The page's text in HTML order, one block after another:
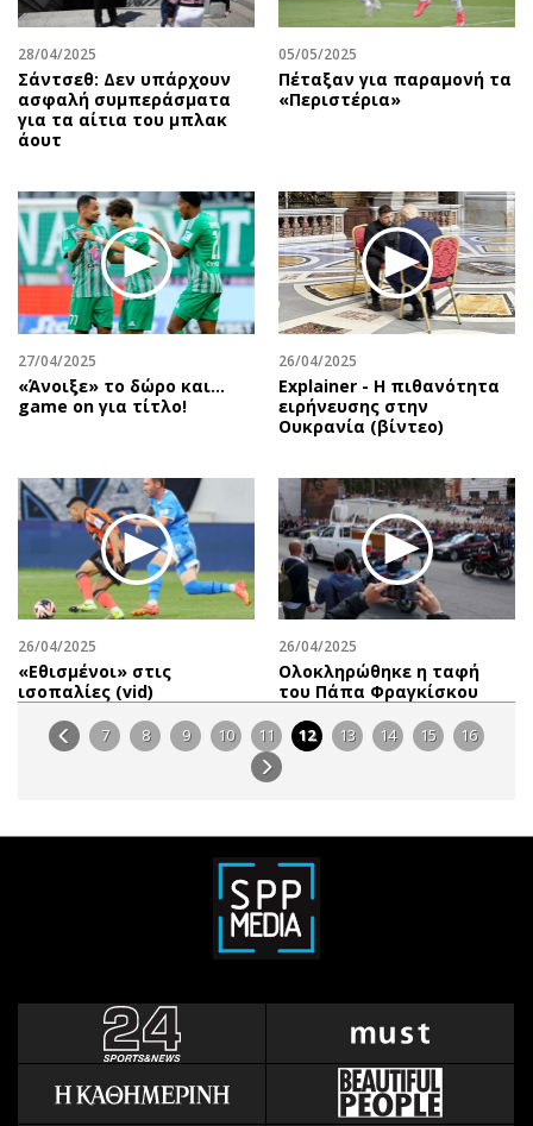
28/04/2025
Σάντσεθ: Δεν υπάρχουν
ασφαλή συμπεράσματα
για τα αίτια του μπλακ
άουτ
05/05/2025
Πέταξαν για παραμονή τα
«Περιστέρια»
27/04/2025
«Άνοιξε» το δώρο και…
game on για τίτλο!
26/04/2025
Explainer - Η πιθανότητα
ειρήνευσης στην
Ουκρανία (βίντεο)
26/04/2025
«Εθισμένοι» στις
ισοπαλίες (vid)
26/04/2025
Ολοκληρώθηκε η ταφή
του Πάπα Φραγκίσκου
7 8 9 10 11 12 13 14 15 16